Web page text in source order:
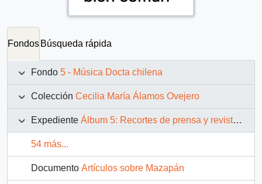
Fondos Búsqueda rápida
Fondo 5 - Música Docta chilena
Colección Cecilia María Álamos Ovejero
Expediente Álbum 5: Recortes de prensa y revistas, documentos y fotografías del período 1996-2004
54 más...
Documento Artículos sobre Mazapán